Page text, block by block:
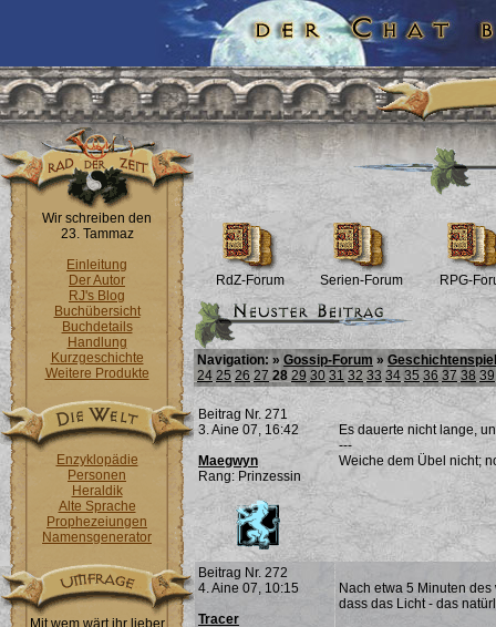
Wir schreiben den
23. Tammaz
Einleitung
Der Autor
RJ's Blog
Buchübersicht
Buchdetails
Handlung
Kurzgeschichte
Weitere Produkte
Enzyklopädie
Personen
Heraldik
Alte Sprache
Prophezeiungen
Namensgenerator
Mit wem wärt ihr lieber
RdZ-Forum Serien-Forum RPG-
Navigation: » Gossip-Forum » Geschichtenspiel
24 25 26 27 28 29 30 31 32 33 34 35 36 37 38 39
Beitrag Nr. 271
3. Aine 07, 16:42
Maegwyn
Rang: Prinzessin
Es dauerte nicht lange,
---
Weiche dem Übel nicht;
Beitrag Nr. 272
4. Aine 07, 10:15
Tracer
Nach etwa 5 Minuten
dass das Licht - das